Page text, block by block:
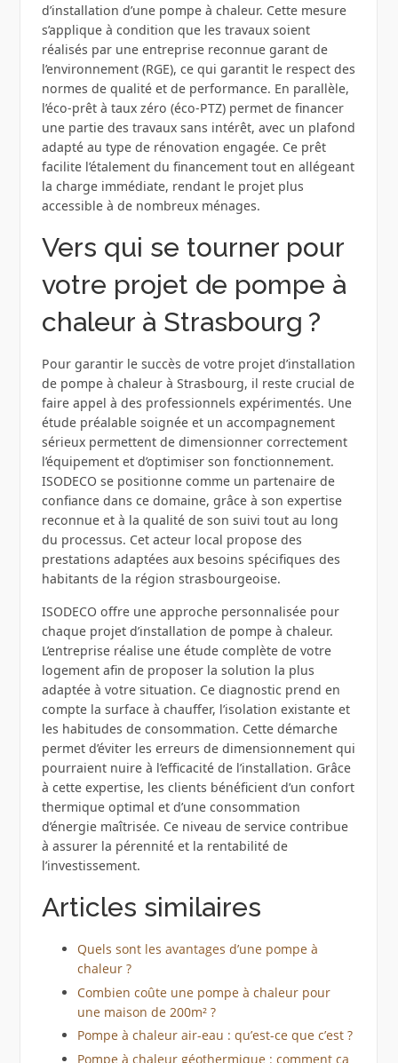
d’installation d’une pompe à chaleur. Cette mesure
s’applique à condition que les travaux soient
réalisés par une entreprise reconnue garant de
l’environnement (RGE), ce qui garantit le respect des
normes de qualité et de performance. En parallèle,
l’éco-prêt à taux zéro (éco-PTZ) permet de financer
une partie des travaux sans intérêt, avec un plafond
adapté au type de rénovation engagée. Ce prêt
facilite l’étalement du financement tout en allégeant
la charge immédiate, rendant le projet plus
accessible à de nombreux ménages.
Vers qui se tourner pour
votre projet de pompe à
chaleur à Strasbourg ?
Pour garantir le succès de votre projet d’installation
de pompe à chaleur à Strasbourg, il reste crucial de
faire appel à des professionnels expérimentés. Une
étude préalable soignée et un accompagnement
sérieux permettent de dimensionner correctement
l’équipement et d’optimiser son fonctionnement.
ISODECO se positionne comme un partenaire de
confiance dans ce domaine, grâce à son expertise
reconnue et à la qualité de son suivi tout au long
du processus. Cet acteur local propose des
prestations adaptées aux besoins spécifiques des
habitants de la région strasbourgeoise.
ISODECO offre une approche personnalisée pour
chaque projet d’installation de pompe à chaleur.
L’entreprise réalise une étude complète de votre
logement afin de proposer la solution la plus
adaptée à votre situation. Ce diagnostic prend en
compte la surface à chauffer, l’isolation existante et
les habitudes de consommation. Cette démarche
permet d’éviter les erreurs de dimensionnement qui
pourraient nuire à l’efficacité de l’installation. Grâce
à cette expertise, les clients bénéficient d’un confort
thermique optimal et d’une consommation
d’énergie maîtrisée. Ce niveau de service contribue
à assurer la pérennité et la rentabilité de
l’investissement.
Articles similaires
Quels sont les avantages d’une pompe à
chaleur ?
Combien coûte une pompe à chaleur pour
une maison de 200m² ?
Pompe à chaleur air-eau : qu’est-ce que c’est ?
Pompe à chaleur géothermique : comment ça